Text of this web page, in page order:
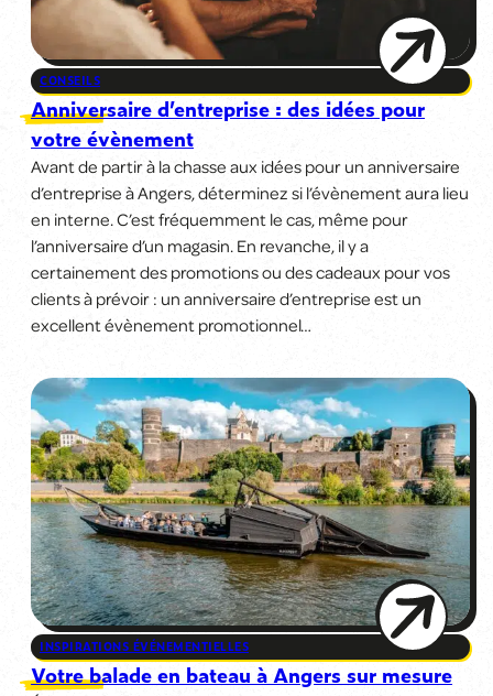
CONSEILS
Anniversaire d’entreprise : des idées pour
votre évènement
Avant de partir à la chasse aux idées pour un anniversaire
d’entreprise à Angers, déterminez si l’évènement aura lieu
en interne. C’est fréquemment le cas, même pour
l’anniversaire d’un magasin. En revanche, il y a
certainement des promotions ou des cadeaux pour vos
clients à prévoir : un anniversaire d’entreprise est un
excellent évènement promotionnel…
INSPIRATIONS ÉVÉNEMENTIELLES
Votre balade en bateau à Angers sur mesure